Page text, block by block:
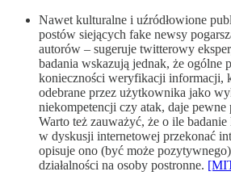
Nawet kulturalne i uźródłowione
postów siejących fake newsy
autorów – sugeruje twitterowy
badania wskazują jednak, że ogólne
konieczności weryfikacji informacji,
odebrane przez użytkownika jako
niekompetencji czy atak, daje
Warto też zauważyć, że o ile
w dyskusji internetowej przekonać
opisuje ono (być może
działalności na osoby postronne.